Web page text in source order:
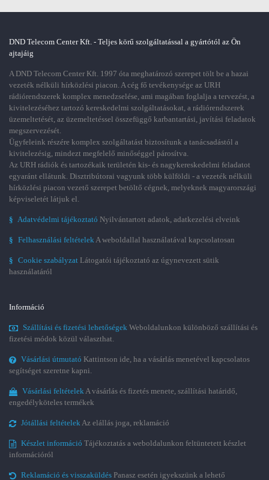
DND Telecom Center Kft. - Teljes körű szolgáltatással a gyártótól az Ön
ajtajáig
A DND Telecom Center Kft. 1997 óta meghatározó szerepet tölt be a hazai
vezeték nélküli hírközlési piacon. A cég fő tevékenysége az URH
rádiórendszerek komplex menedzselése, ami magában foglalja a tervezést, a
kivitelezéséhez tartozó kereskedelmi szolgáltatásokat, a rádiórendszerek
üzemeltetését, az üzemeltetéssel összefüggő karbantartási, javítási feladatok
megszervezését.
Ügyfeleink részére komplex szolgáltatást biztosítunk a tanácsadástól a
kivitelezésig, mindezt megfelelő minőséggel párosítva.
Az URH rádiók és tartozékaik területén kis- és nagykereskedelmi feladatot
egyaránt ellátunk. Disztribútorai vagyunk több külföldi - a vezeték nélküli
hírközlési piacon vezető szerepet betöltő cégnek, melyeknek magyarországi
képviseletét látjuk el.
§ Adatvédelmi tájékoztató Nyilvántartott adatok, adatkezelési elveink
§ Felhasználási feltételekA weboldallal használatával kapcsolatosan
§ Cookie szabályzat Látogatói tájékoztató az úgynevezett sütik
használatáról
Információ
Szállítási és fizetési lehetőségek Weboldalunkon különböző szállítási és
fizetési módok közül választhat.
Vásárlási útmutató Kattintson ide, ha a vásárlás menetével kapcsolatos
segítséget szeretne kapni.
Vásárlási feltételekA vásárlás és fizetés menete, szállítási határidő,
engedélyköteles termékek
Jótállási feltételekAz elállás joga, reklamáció
Készlet információ Tájékoztatás a weboldalunkon feltüntetett készlet
információról
Reklamáció és visszaküldés Panasz esetén igyekszünk a lehető